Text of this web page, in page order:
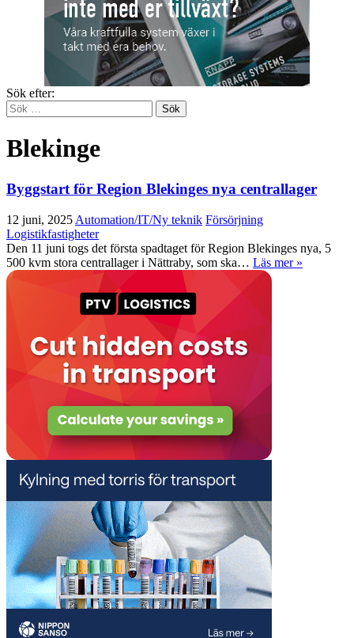
Sök efter:
Blekinge
Byggstart för Region Blekinges nya centrallager
12 juni, 2025 Automation/IT/Ny teknik Försörjning
Logistikfastigheter
Den 11 juni togs det första spadtaget för Region Blekinges nya, 5
500 kvm stora centrallager i Nättraby, som ska… Läs mer »